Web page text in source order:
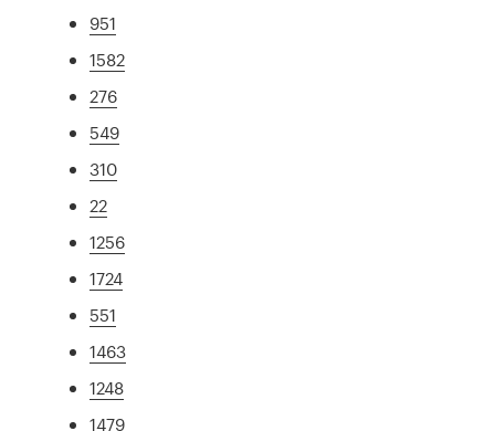
951
1582
276
549
310
22
1256
1724
551
1463
1248
1479